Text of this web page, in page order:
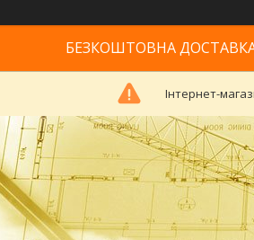
БЕЗКОШТОВНА ДОСТАВКА
Інтернет-